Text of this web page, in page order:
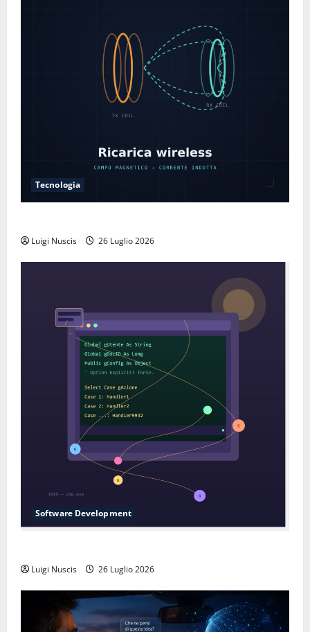
Tecnologia
Luigi Nuscis 26 Luglio 2026
Software Development
Luigi Nuscis 26 Luglio 2026